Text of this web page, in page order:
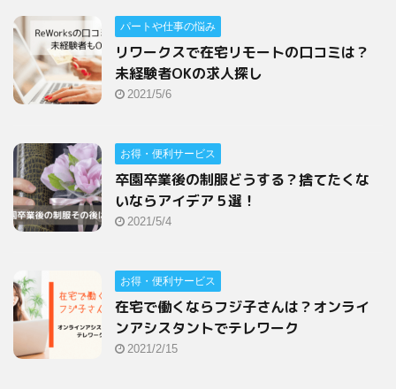
パートや仕事の悩み
リワークスで在宅リモートの口コミは？
未経験者OKの求人探し
2021/5/6
お得・便利サービス
卒園卒業後の制服どうする？捨てたくな
いならアイデア５選！
2021/5/4
お得・便利サービス
在宅で働くならフジ子さんは？オンライ
ンアシスタントでテレワーク
2021/2/15